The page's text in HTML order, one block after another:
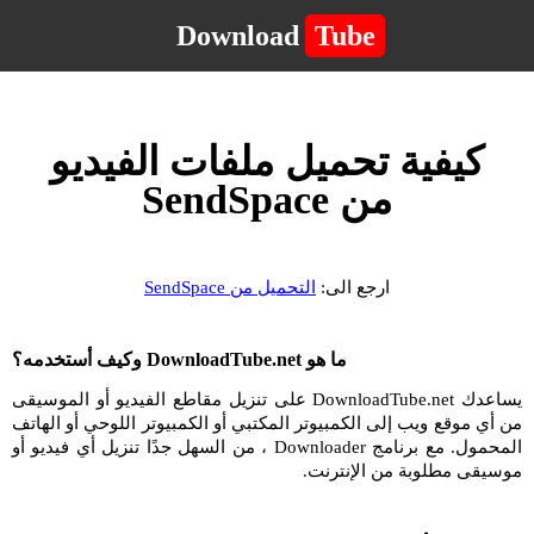
Download Tube
كيفية تحميل ملفات الفيديو
من SendSpace
ارجع الى: التحميل من SendSpace
ما هو DownloadTube.net وكيف أستخدمه؟
يساعدك DownloadTube.net على تنزيل مقاطع الفيديو أو الموسيقى
من أي موقع ويب إلى الكمبيوتر المكتبي أو الكمبيوتر اللوحي أو الهاتف
المحمول. مع برنامج Downloader ، من السهل جدًا تنزيل أي فيديو أو
موسيقى مطلوبة من الإنترنت.